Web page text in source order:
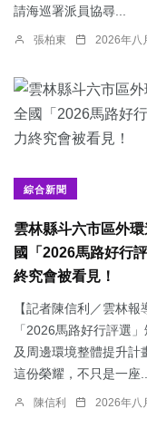
請海巡署派員協尋...
張柏東 2026年八
綜合新聞
雲林縣斗六市區外
國「2026馬路好行
終究會被看見！
【記者陳信利／雲林
「2026馬路好行評選
及周邊環境整體提升
這份榮耀，不只是一座
陳信利 2026年八